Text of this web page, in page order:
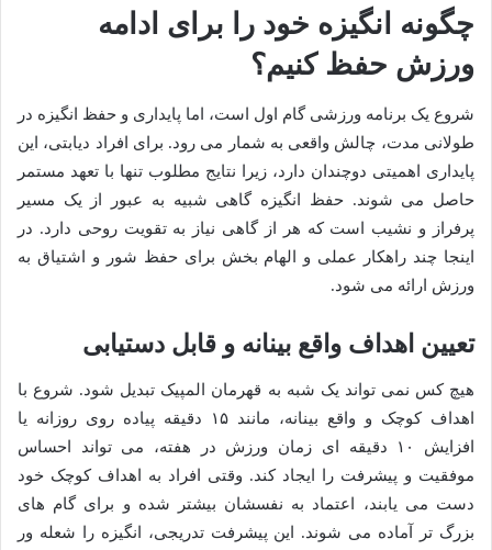
چگونه انگیزه خود را برای ادامه
ورزش حفظ کنیم؟
شروع یک برنامه ورزشی گام اول است، اما پایداری و حفظ انگیزه در
طولانی مدت، چالش واقعی به شمار می رود. برای افراد دیابتی، این
پایداری اهمیتی دوچندان دارد، زیرا نتایج مطلوب تنها با تعهد مستمر
حاصل می شوند. حفظ انگیزه گاهی شبیه به عبور از یک مسیر
پرفراز و نشیب است که هر از گاهی نیاز به تقویت روحی دارد. در
اینجا چند راهکار عملی و الهام بخش برای حفظ شور و اشتیاق به
ورزش ارائه می شود.
تعیین اهداف واقع بینانه و قابل دستیابی
هیچ کس نمی تواند یک شبه به قهرمان المپیک تبدیل شود. شروع با
اهداف کوچک و واقع بینانه، مانند ۱۵ دقیقه پیاده روی روزانه یا
افزایش ۱۰ دقیقه ای زمان ورزش در هفته، می تواند احساس
موفقیت و پیشرفت را ایجاد کند. وقتی افراد به اهداف کوچک خود
دست می یابند، اعتماد به نفسشان بیشتر شده و برای گام های
بزرگ تر آماده می شوند. این پیشرفت تدریجی، انگیزه را شعله ور